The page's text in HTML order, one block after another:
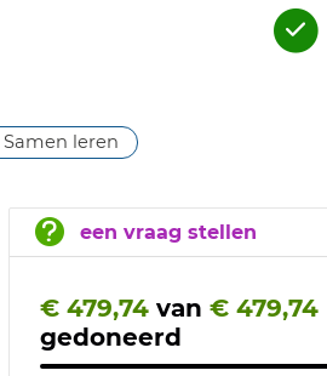
Samen leren
een vraag stellen
€ 479,74 van € 479,74
gedoneerd